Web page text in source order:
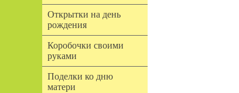
Открытки на день
рождения
Коробочки своими
руками
Поделки ко дню
матери